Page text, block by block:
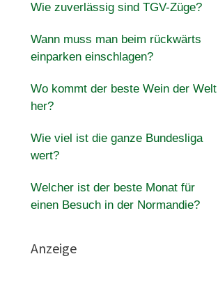
Wie zuverlässig sind TGV-Züge?
Wann muss man beim rückwärts
einparken einschlagen?
Wo kommt der beste Wein der Welt
her?
Wie viel ist die ganze Bundesliga
wert?
Welcher ist der beste Monat für
einen Besuch in der Normandie?
Anzeige